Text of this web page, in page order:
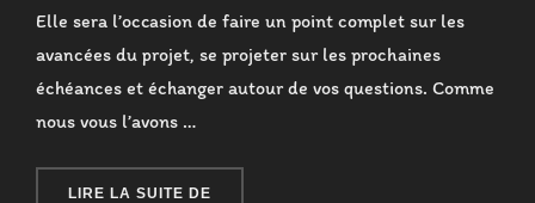
Elle sera l’occasion de faire un point complet sur les
avancées du projet, se projeter sur les prochaines
échéances et échanger autour de vos questions. Comme
nous vous l’avons …
LIRE LA SUITE DE